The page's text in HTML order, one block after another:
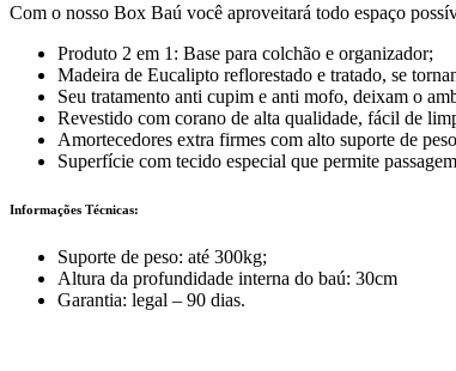
Com o nosso Box Baú você aproveitará todo espaço
Produto 2 em 1: Base para colchão e organizador;
Madeira de Eucalipto reflorestado e tratado, se
Seu tratamento anti cupim e anti mofo, deixam o
Revestido com corano de alta qualidade, fácil de
Amortecedores extra firmes com alto suporte de
Superfície com tecido especial que permite
Informações Técnicas:
Suporte de peso: até 300kg;
Altura da profundidade interna do baú: 30cm
Garantia: legal – 90 dias.